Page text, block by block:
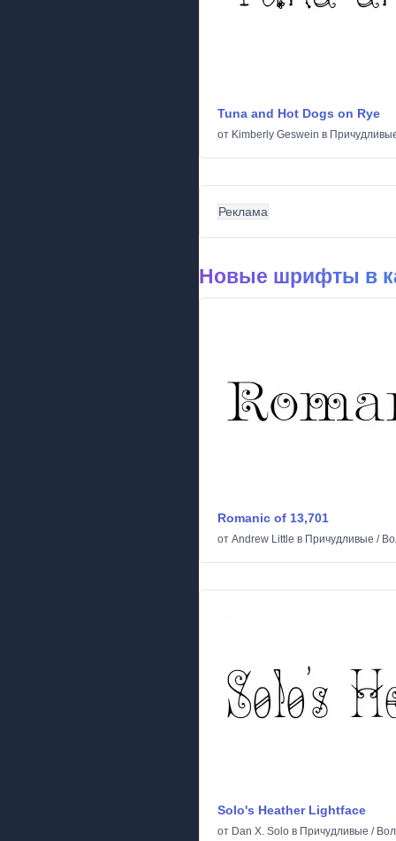
Tuna and Hot Dogs on Rye
от Kimberly Geswein в
Реклама
Новые шрифты в
Romanic of 13,701
от Andrew Little в Причудливые /
Solo's Heather Lightface
от Dan X. Solo в Причудливые /